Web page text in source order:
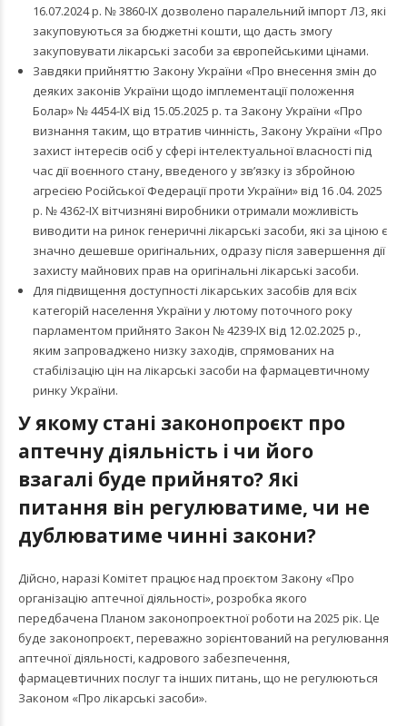
16.07.2024 р. № 3860-IX дозволено паралельний імпорт ЛЗ, які
закуповуються за бюджетні кошти, що дасть змогу
закуповувати лікарські засоби за європейськими цінами.
Завдяки прийняттю Закону України «Про внесення змін до
деяких законів України щодо імплементації положення
Болар» № 4454-ІХ від 15.05.2025 р. та Закону України «Про
визнання таким, що втратив чинність, Закону України «Про
захист інтересів осіб у сфері інтелектуальної власності під
час дії воєнного стану, введеного у зв’язку із збройною
агресією Російської Федерації проти України» від 16 .04. 2025
р. № 4362-IX вітчизняні виробники отримали можливість
виводити на ринок генеричні лікарські засоби, які за ціною є
значно дешевше оригінальних, одразу після завершення дії
захисту майнових прав на оригінальні лікарські засоби.
Для підвищення доступності лікарських засобів для всіх
категорій населення України у лютому поточного року
парламентом прийнято Закон № 4239-IX від 12.02.2025 р.,
яким запроваджено низку заходів, спрямованих на
стабілізацію цін на лікарські засоби на фармацевтичному
ринку України.
У якому стані законопроєкт про
аптечну діяльність і чи його
взагалі буде прийнято? Які
питання він регулюватиме, чи не
дублюватиме чинні закони?
Дійсно, наразі Комітет працює над проєктом Закону «Про
організацію аптечної діяльності», розробка якого
передбачена Планом законопроектної роботи на 2025 рік. Це
буде законопроєкт, переважно зорієнтований на регулювання
аптечної діяльності, кадрового забезпечення,
фармацевтичних послуг та інших питань, що не регулюються
Законом «Про лікарські засоби».